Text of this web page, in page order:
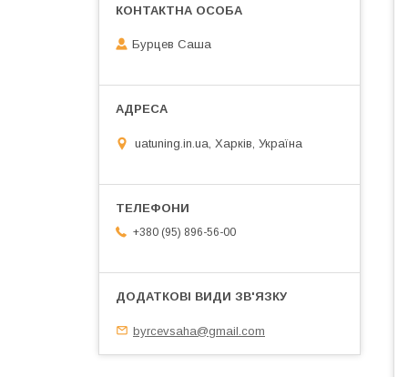
Бурцев Саша
uatuning.in.ua, Харків, Україна
+380 (95) 896-56-00
byrcevsaha@gmail.com